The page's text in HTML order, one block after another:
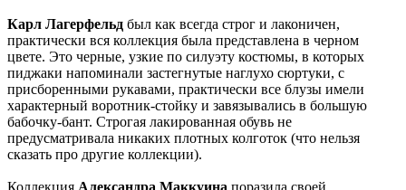
Карл Лагерфельд был как всегда строг и лаконичен,
практически вся коллекция была представлена в черном
цвете. Это черные, узкие по силуэту костюмы, в которых
пиджаки напоминали застегнутые наглухо сюртуки, с
присборенными рукавами, практически все блузы имели
характерный воротник-стойку и завязывались в большую
бабочку-бант. Строгая лакированная обувь не
предусматривала никаких плотных колготок (что нельзя
сказать про другие коллекции).
Коллекция Александра Маккуина поразила своей